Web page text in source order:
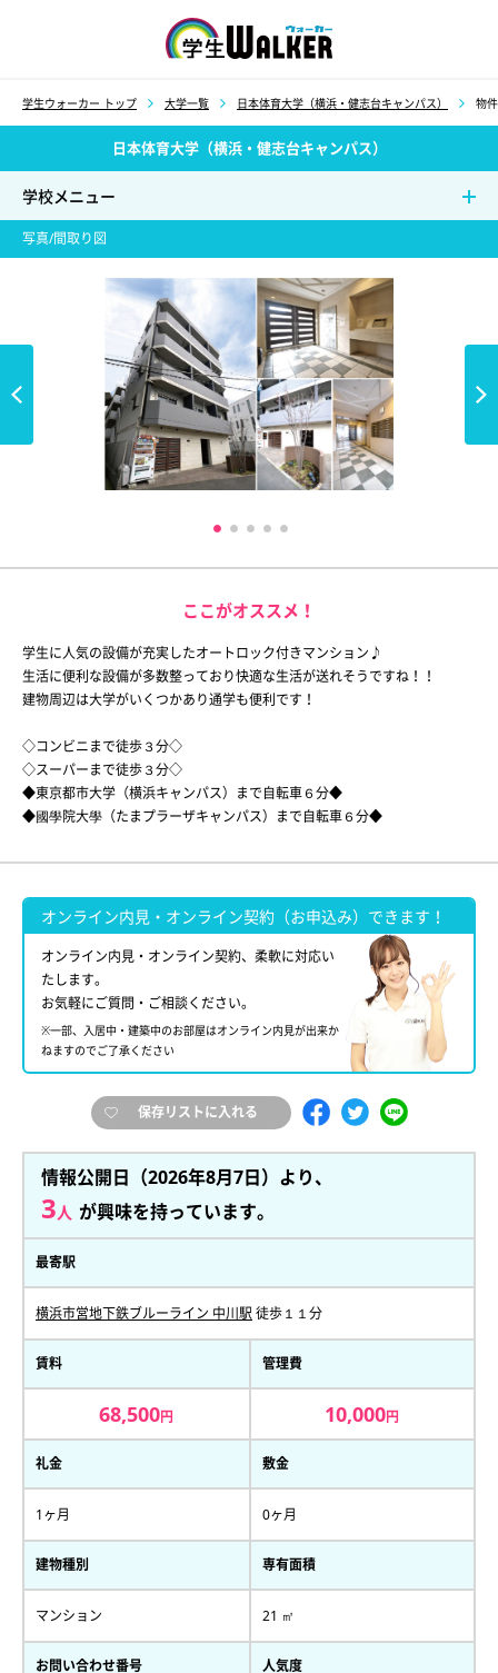
学生ウォーカー トップ 大学一覧 日本体育大学（横浜・健志台キャンパス） 物
日本体育大学（横浜・健志台キャンパス）
学校メニュー
写真/間取り図
ここがオススメ！
学生に人気の設備が充実したオートロック付きマンション♪
生活に便利な設備が多数整っており快適な生活が送れそうですね！！
建物周辺は大学がいくつかあり通学も便利です！
◇コンビニまで徒歩３分◇
◇スーパーまで徒歩３分◇
◆東京都市大学（横浜キャンパス）まで自転車６分◆
◆國學院大學（たまプラーザキャンパス）まで自転車６分◆
オンライン内見・オンライン契約（お申込み）できます！
オンライン内見・オンライン契約、柔軟に対応い
たします。
お気軽にご質問・ご相談ください。
※一部、入居中・建築中のお部屋はオンライン内見が出来か
ねますのでご了承ください
保存リストに入れる
情報公開日（2026年8月7日）より、
3人 が興味を持っています。
最寄駅
横浜市営地下鉄ブルーライン 中川駅 徒歩１１分
賃料
68,500円
管理費
10,000円
礼金
1ヶ月
敷金
0ヶ月
建物種別
マンション
専有面積
21 ㎡
お問い合わせ番号 人気度